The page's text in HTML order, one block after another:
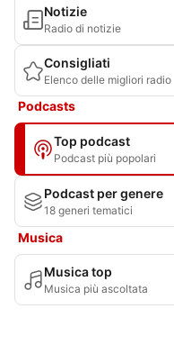
Notizie
Radio di notizie
Consigliati
Elenco delle migliori radio
Podcasts
Top podcast
Podcast più popolari
Podcast per genere
18 generi tematici
Musica
Musica top
Musica più ascoltata